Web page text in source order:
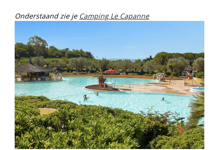
Onderstaand zie je Camping Le Capanne